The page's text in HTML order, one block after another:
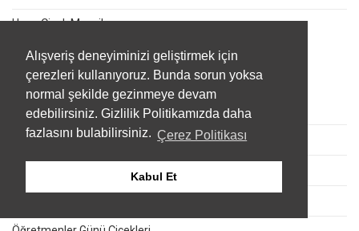
Alışveriş deneyiminizi geliştirmek için
çerezleri kullanıyoruz. Bunda sorun yoksa
normal şekilde gezinmeye devam
edebilirsiniz. Gizlilik Politikamızda daha
fazlasını bulabilirsiniz. Çerez Politikası
Kabul Et
Hazır Çiçek Mesajları
ÖZEL DURUMLAR
Sevgililer Günü Çiçekleri
Kadınlar Günü Çiçekleri